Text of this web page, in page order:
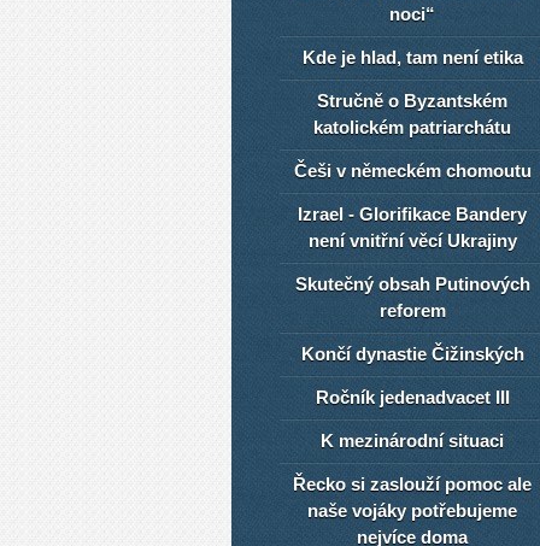
noci“
Kde je hlad, tam není etika
Stručně o Byzantském
katolickém patriarchátu
Češi v německém chomoutu
Izrael - Glorifikace Bandery
není vnitřní věcí Ukrajiny
Skutečný obsah Putinových
reforem
Končí dynastie Čižinských
Ročník jedenadvacet III
K mezinárodní situaci
Řecko si zaslouží pomoc ale
naše vojáky potřebujeme
nejvíce doma